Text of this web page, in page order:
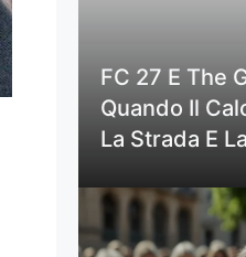
FC 27 E The
Quando Il
La Strada E